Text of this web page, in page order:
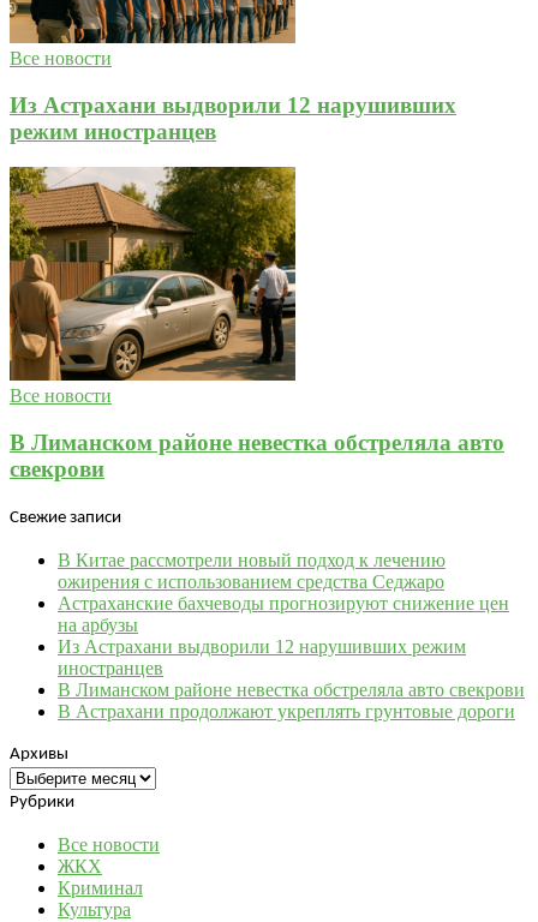
Все новости
Из Астрахани выдворили 12 нарушивших
режим иностранцев
Все новости
В Лиманском районе невестка обстреляла авто
свекрови
Свежие записи
В Китае рассмотрели новый подход к лечению
ожирения с использованием средства Седжаро
Астраханские бахчеводы прогнозируют снижение цен
на арбузы
Из Астрахани выдворили 12 нарушивших режим
иностранцев
В Лиманском районе невестка обстреляла авто свекрови
В Астрахани продолжают укреплять грунтовые дороги
Архивы
Архивы
Рубрики
Все новости
ЖКХ
Криминал
Культура